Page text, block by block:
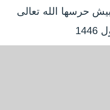
حرسها الله تعالى